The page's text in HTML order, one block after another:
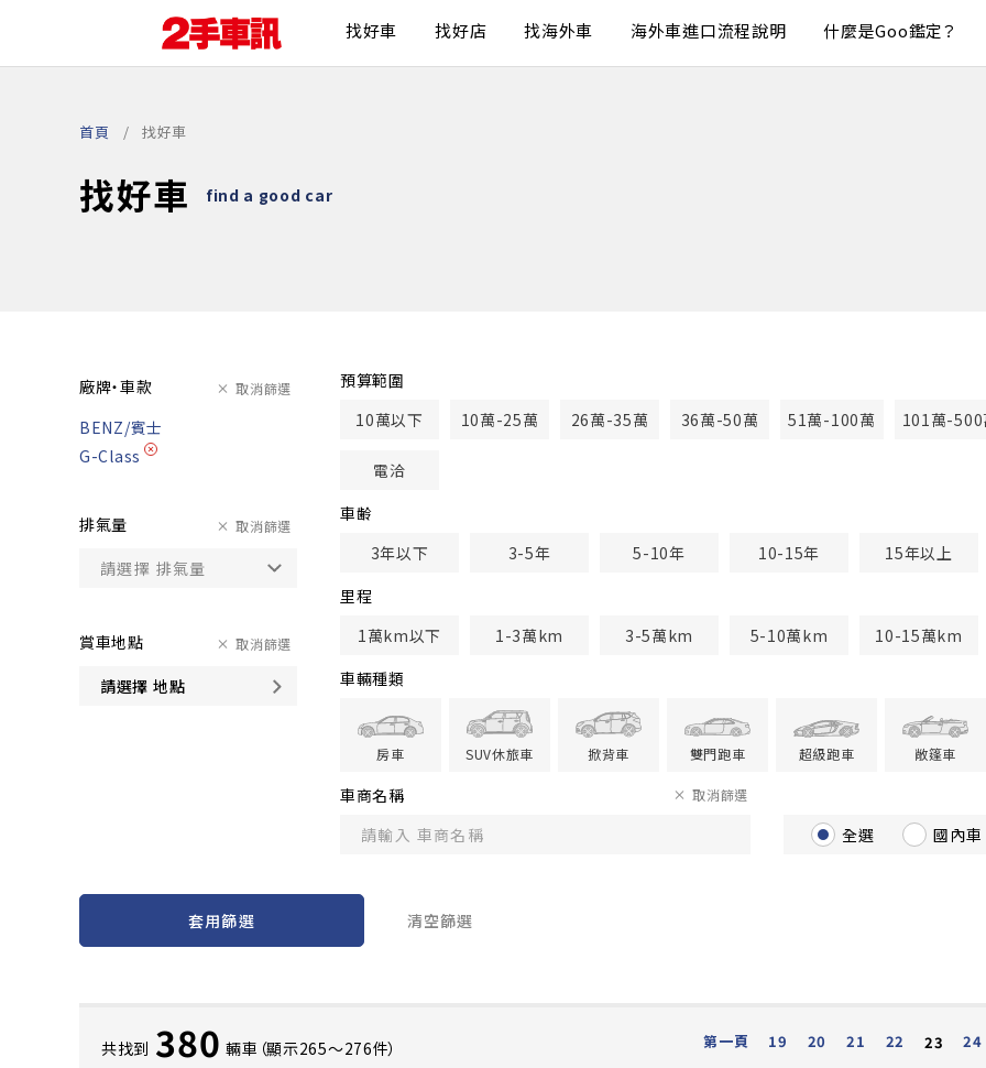
找好車 找好店 找海外車 海外車進口流程說明 什麼是Goo鑑定？
首頁 找好車
找好車 find a good car
廠牌・車款 取消篩選
BENZ/賓士
G-Class
排氣量 取消篩選
賞車地點
請選擇 地點
取消篩選
預算範圍
10萬以下
10萬-25萬 26萬-35萬 36萬-50萬 51萬-100萬 101萬-500
電洽
車齢
3年以下
3-5年 5-10年 10-15年
15年以上
里程
1萬km以下
1-3萬km 3-5萬km 5-10萬km
10-15萬km
車輛種類
房車 SUV休旅車 掀背車 雙門跑車 超級跑車 敞篷車
車商名稱 取消篩選
全選 國內車
套用篩選 清空篩選
共找到 380 輛車（顯示265〜276件） 第一頁 19 20 21 22 23 24